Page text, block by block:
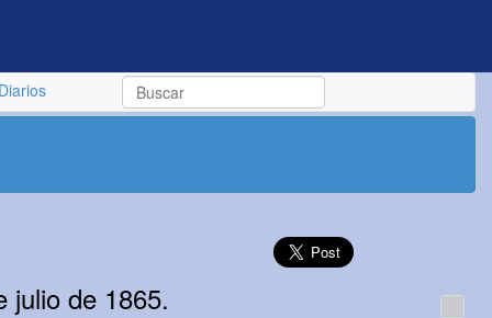
Diarios
julio de 1865.